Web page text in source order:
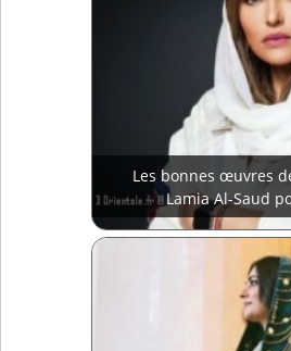
Les bonnes œuvres
Lamia Al-Saud